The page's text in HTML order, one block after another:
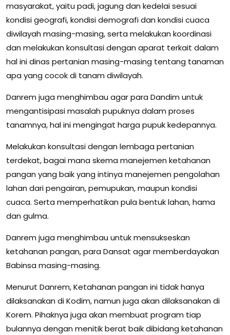
masyarakat, yaitu padi, jagung dan kedelai sesuai
kondisi geografi, kondisi demografi dan kondisi cuaca
diwilayah masing-masing, serta melakukan koordinasi
dan melakukan konsultasi dengan aparat terkait dalam
hal ini dinas pertanian masing-masing tentang tanaman
apa yang cocok di tanam diwilayah.
Danrem juga menghimbau agar para Dandim untuk
mengantisipasi masalah pupuknya dalam proses
tanamnya, hal ini mengingat harga pupuk kedepannya.
Melakukan konsultasi dengan lembaga pertanian
terdekat, bagai mana skema manejemen ketahanan
pangan yang baik yang intinya manejemen pengolahan
lahan dari pengairan, pemupukan, maupun kondisi
cuaca. Serta memperhatikan pula bentuk lahan, hama
dan gulma.
Danrem juga menghimbau untuk mensukseskan
ketahanan pangan, para Dansat agar memberdayakan
Babinsa masing-masing.
Menurut Danrem, Ketahanan pangan ini tidak hanya
dilaksanakan di Kodim, namun juga akan dilaksanakan di
Korem. Pihaknya juga akan membuat program tiap
bulannya dengan menitik berat baik dibidang ketahanan